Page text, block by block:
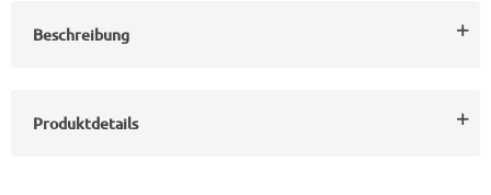
Beschreibung
Produktdetails